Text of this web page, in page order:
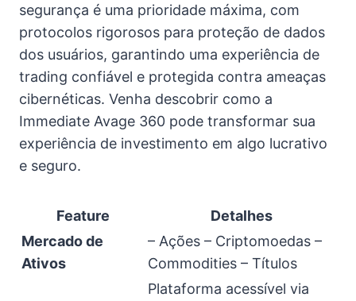
segurança é uma prioridade máxima, com
protocolos rigorosos para proteção de dados
dos usuários, garantindo uma experiência de
trading confiável e protegida contra ameaças
cibernéticas. Venha descobrir como a
Immediate Avage 360 pode transformar sua
experiência de investimento em algo lucrativo
e seguro.
Feature
Detalhes
Mercado de
Ativos
– Ações – Criptomoedas –
Commodities – Títulos
Plataforma acessível via